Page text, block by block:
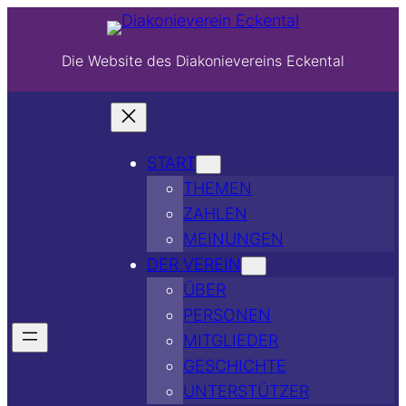
Die Website des Diakonievereins Eckental
START
THEMEN
ZAHLEN
MEINUNGEN
DER VEREIN
ÜBER
PERSONEN
MITGLIEDER
GESCHICHTE
UNTERSTÜTZER